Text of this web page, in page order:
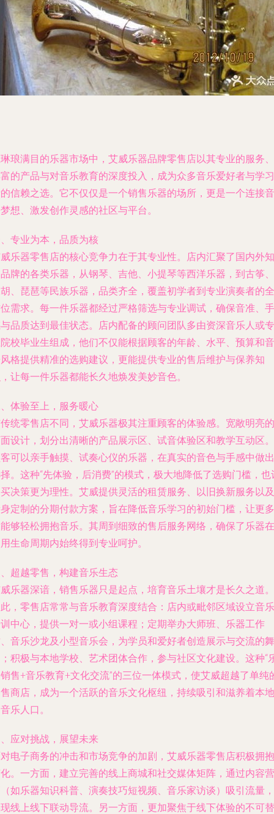
琅满目的乐器市场中，艾威乐器品牌零售店以其专业的服务、
的产品与对音乐教育的深度投入，成为众多音乐爱好者与学习
信赖之选。它不仅仅是一个销售乐器的场所，更是一个连接音
想、激发创作灵感的社区与平台。
专业为本，品质为核
乐器零售店的核心竞争力在于其专业性。店内汇聚了国内外知
牌的各类乐器，从钢琴、吉他、小提琴等西洋乐器，到古筝、
、琵琶等民族乐器，品类齐全，覆盖初学者到专业演奏者的全
需求。每一件乐器都经过严格筛选与专业调试，确保音准、手
品质达到最佳状态。店内配备的顾问团队多由资深音乐人或专
校毕业生组成，他们不仅能根据顾客的年龄、水平、预算和音
格提供精准的选购建议，更能提供专业的售后维护与保养知
让每一件乐器都能长久地焕发美妙音色。
体验至上，服务暖心
统零售店不同，艾威乐器极其注重顾客的体验感。宽敞明亮的
设计，划分出清晰的产品展示区、试音体验区和教学互动区。
可以亲手触摸、试奏心仪的乐器，在真实的音色与手感中做出
。这种“先体验，后消费”的模式，极大地降低了选购门槛，也
决策更为理性。艾威提供灵活的租赁服务、以旧换新服务以及
定制的分期付款方案，旨在降低音乐学习的初始门槛，让更多
够轻松拥抱音乐。其周到细致的售后服务网络，确保了乐器在
生命周期内始终得到专业呵护。
超越零售，构建音乐生态
乐器深谙，销售乐器只是起点，培育音乐土壤才是长久之道。
，零售店常常与音乐教育深度结合：店内或毗邻区域设立音乐
中心，提供一对一或小组课程；定期举办大师班、乐器工作
音乐沙龙及小型音乐会，为学员和爱好者创造展示与交流的舞
积极与本地学校、艺术团体合作，参与社区文化建设。这种“
售+音乐教育+文化交流”的三位一体模式，使艾威超越了单纯
商店，成为一个活跃的音乐文化枢纽，持续吸引和滋养着本地
乐人口。
应对挑战，展望未来
电子商务的冲击和市场竞争的加剧，艾威乐器零售店积极拥抱
。一方面，建立完善的线上商城和社交媒体矩阵，通过内容营
如乐器知识科普、演奏技巧短视频、音乐家访谈）吸引流量，
线上线下联动导流。另一方面，更加聚焦于线下体验的不可替